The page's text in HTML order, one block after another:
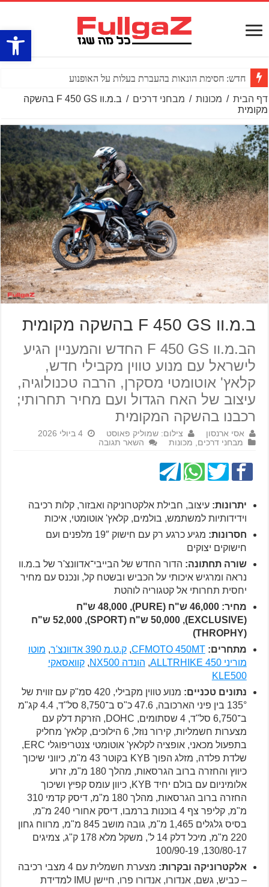
פתח
חדש: חסימת הונאות בהעברת בעלות על האופנוע
דף הבית / מכונות / מבחני דרכים /
ב.מ.וו F 450 GS בהשקה
מקומית
ב.מ.וו F 450 GS בהשקה מקומית
הב.מ.וו F 450 GS החדש והמעניין הגיע
לישראל עם מנוע טווין מקבילי חדש,
קלאץ' אוטומטי מסקרן, הרבה טכנולוגיה,
עיצוב של האח הגדול ועם מחיר תחרותי;
רכבנו בהשקה המקומית
אסי ארנסון צילום: שמוליק פאוסט
4 ביולי 2026
מבחני דרכים
מכונות השאר תגובה
יתרונות: עיצוב, חבילת אלקטרוניקה ואבזור, קלות רכיבה
וידידותיות למשתמש, בולמים, קלאץ' אוטומטי, איכות
חסרונות:
מגיע כרגע רק עם חישוק 19″ מלפנים ועם
חישוקים יצוקים
שורה תחתונה: הדור החדש של הבייבי־אדוונצ'ר של ב.מ.וו
נראה ומרגיש איכותי על הכביש ובשטח קל, ונכנס עם מחיר
יחסית תחרותי אל קטגוריה לוהטת
מחיר:46,000 ש"ח
(PURE), 48,000 ש"ח
(EXCLUSIVE), 50,000 ש"ח (SPORT), 52,000 ש"ח
(THROPHY)
מתחרים: CFMOTO 450MT
,ק.ט.מ 390 אדוונצ'ר , מוטו
מוריני ALLTRHIKE 450
, הונדה NX500 ,קוואסאקי
KLE500
נתונים טכניים:
מנוע טווין מקבילי, 420 סמ"ק עם זווית של
135° בין פיני הארכובה, 47.6 כ"ס ב־8,750 סל"ד, 4.4 קג"מ
ב־6,750 סל"ד, 4 שסתומים, DOHC, הזרקת דלק עם
מצערות חשמליות, קירור נוזל, 6 הילוכים, קלאץ' מחליק
בתפעול מכאני, אופציה לקלאץ' אוטומטי צנטריפוגלי ERC,
שלדת פלדה, מזלג הפוך KYB בקוטר 43 מ"מ, כיווני שיכוך
כיווץ והחזרה ברוב הגרסאות, מהלך 180 מ"מ, זרוע
אלומיניום עם בולם יחיד KYB, כיוון עומס קפיץ ושיכוך
החזרה ברוב הגרסאות, מהלך 180 מ"מ, דיסק קדמי 310
מ"מ, קליפר צף 4 בוכנות ברמבו, דיסק אחורי 240 מ"מ,
בסיס גלגלים 1,465 מ"מ, גובה מושב 845 מ"מ, מרווח גחון
220 מ"מ, מיכל דלק 14 ל', משקל מלא 178 ק"ג, צמיגים
130/80-17, 100/90-19
אלקטרוניקה ובקרות:
מצערת חשמלית עם 4 מצבי רכיבה
– כביש, גשם, אנדורו, אנדורו פרו, חיישן IMU למדידת